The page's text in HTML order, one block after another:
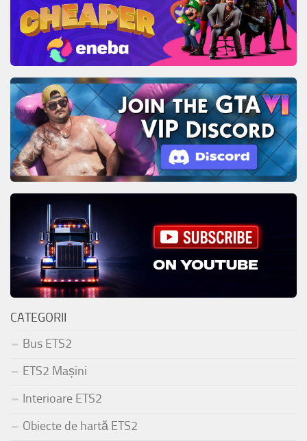
CATEGORII
Bus ETS2
ETS2 Mașini
Interioare ETS2
Obiecte de hartă ETS2